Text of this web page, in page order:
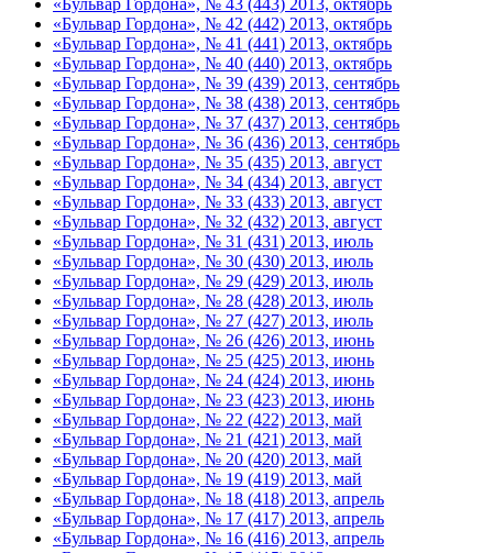
«Бульвар Гордона», № 42 (442) 2013, октябрь
«Бульвар Гордона», № 41 (441) 2013, октябрь
«Бульвар Гордона», № 40 (440) 2013, октябрь
«Бульвар Гордона», № 39 (439) 2013, сентябрь
«Бульвар Гордона», № 38 (438) 2013, сентябрь
«Бульвар Гордона», № 37 (437) 2013, сентябрь
«Бульвар Гордона», № 36 (436) 2013, сентябрь
«Бульвар Гордона», № 35 (435) 2013, август
«Бульвар Гордона», № 34 (434) 2013, август
«Бульвар Гордона», № 33 (433) 2013, август
«Бульвар Гордона», № 32 (432) 2013, август
«Бульвар Гордона», № 31 (431) 2013, июль
«Бульвар Гордона», № 30 (430) 2013, июль
«Бульвар Гордона», № 29 (429) 2013, июль
«Бульвар Гордона», № 28 (428) 2013, июль
«Бульвар Гордона», № 27 (427) 2013, июль
«Бульвар Гордона», № 26 (426) 2013, июнь
«Бульвар Гордона», № 25 (425) 2013, июнь
«Бульвар Гордона», № 24 (424) 2013, июнь
«Бульвар Гордона», № 23 (423) 2013, июнь
«Бульвар Гордона», № 22 (422) 2013, май
«Бульвар Гордона», № 21 (421) 2013, май
«Бульвар Гордона», № 20 (420) 2013, май
«Бульвар Гордона», № 19 (419) 2013, май
«Бульвар Гордона», № 18 (418) 2013, апрель
«Бульвар Гордона», № 17 (417) 2013, апрель
«Бульвар Гордона», № 16 (416) 2013, апрель